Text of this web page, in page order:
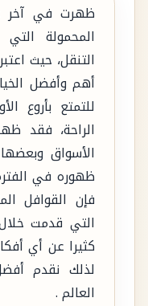
ظهرت في آخر
المحمولة
التنقل، حيث
أهم وأفضل
للتمتع بأروع
الراحة، فقد
الأسواق
ظهوره في
فإن القوافل
التي قدمت
كثيرا عن أي
لذلك نقدم
العالم .